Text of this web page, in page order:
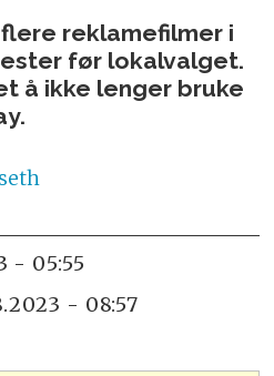
reklamefilmer i
før lokalvalget.
å ikke lenger bruke
- 05:55
- 08:57